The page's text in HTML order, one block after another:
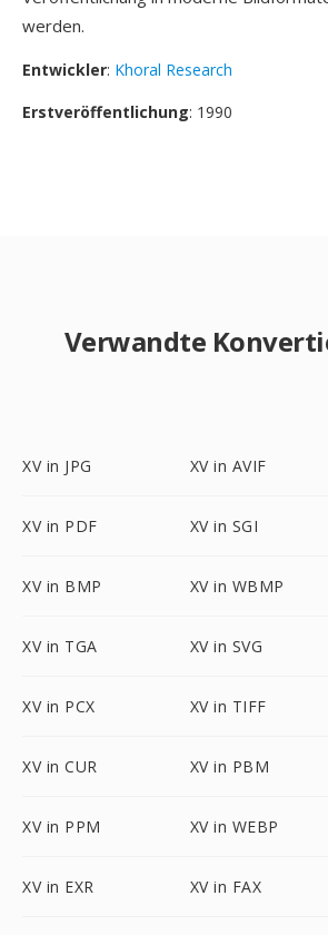
werden.
Entwickler: Khoral Research
Erstveröffentlichung: 1990
Verwandte
XV in JPG XV in AVIF
XV in PDF XV in SGI
XV in BMP XV in WBMP
XV in TGA XV in SVG
XV in PCX XV in TIFF
XV in CUR XV in PBM
XV in PPM XV in WEBP
XV in EXR XV in FAX